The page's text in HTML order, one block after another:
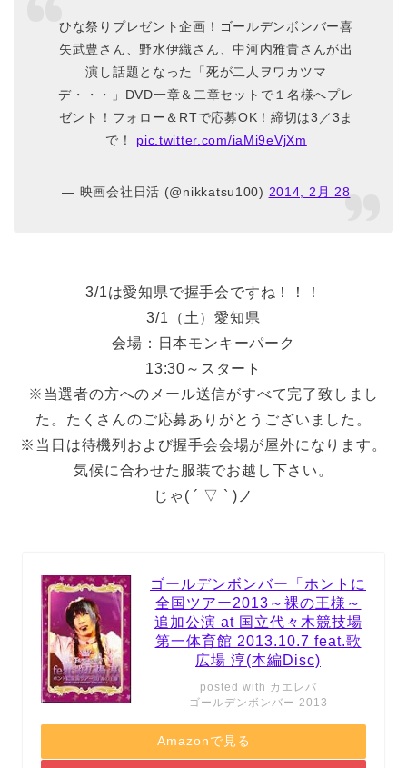
ひな祭りプレゼント企画！ゴールデンボンバー喜
矢武豊さん、野水伊織さん、中河内雅貴さんが出
演し話題となった「死が二人ヲワカツマ
デ・・・」DVD一章＆二章セットで１名様へプレ
ゼント！フォロー＆RTで応募OK！締切は3／3ま
で！ pic.twitter.com/iaMi9eVjXm
— 映画会社日活 (@nikkatsu100) 2014, 2月 28
3/1は愛知県で握手会ですね！！！
3/1（土）愛知県
会場：日本モンキーパーク
13:30～スタート
※当選者の方へのメール送信がすべて完了致しまし
た。たくさんのご応募ありがとうございました。
※当日は待機列および握手会会場が屋外になります。
気候に合わせた服装でお越し下さい。
じゃ( ´ ▽ ` )ノ
ゴールデンボンバー「ホントに
全国ツアー2013～裸の王様～
追加公演 at 国立代々木競技場
第一体育館 2013.10.7 feat.歌
広場 淳(本編Disc)
posted with カエレバ
ゴールデンボンバー 2013
Amazonで見る